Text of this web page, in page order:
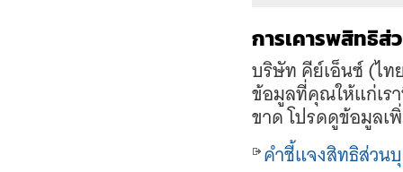
การเคารพสิทธิ
บริษัท คีย์เอ็นซ์ (ไ
ข้อมูลที่คุณให้แก่เร
ขาด โปรดดูข้อมูลเ
คำชี้แจงสิทธิส่วน